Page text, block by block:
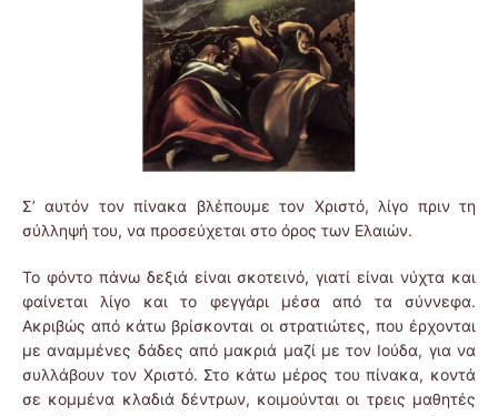
Σ’ αυτόν τον πίνακα βλέπουμε τον Χριστό, λίγο πριν τη
σύλληψή του, να προσεύχεται στο όρος των Ελαιών.
Το φόντο πάνω δεξιά είναι σκοτεινό, γιατί είναι νύχτα και
φαίνεται λίγο και το φεγγάρι μέσα από τα σύννεφα.
Ακριβώς από κάτω βρίσκονται οι στρατιώτες, που έρχονται
με αναμμένες δάδες από μακριά μαζί με τον Ιούδα, για να
συλλάβουν τον Χριστό. Στο κάτω μέρος του πίνακα, κοντά
σε κομμένα κλαδιά δέντρων, κοιμούνται οι τρεις μαθητές